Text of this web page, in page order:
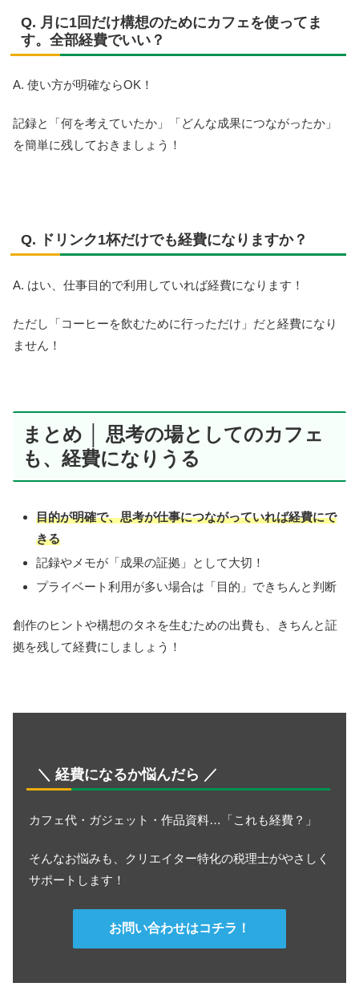
Q. 月に1回だけ構想のためにカフェを使ってま
す。全部経費でいい？
A. 使い方が明確ならOK！
記録と「何を考えていたか」「どんな成果につながったか」
を簡単に残しておきましょう！
Q. ドリンク1杯だけでも経費になりますか？
A. はい、仕事目的で利用していれば経費になります！
ただし「コーヒーを飲むために行っただけ」だと経費になり
ません！
まとめ │ 思考の場としてのカフェ
も、経費になりうる
目的が明確で、思考が仕事につながっていれば経費にで
きる
記録やメモが「成果の証拠」として大切！
プライベート利用が多い場合は「目的」できちんと判断
創作のヒントや構想のタネを生むための出費も、きちんと証
拠を残して経費にしましょう！
＼ 経費になるか悩んだら ／
カフェ代・ガジェット・作品資料…「これも経費？」
そんなお悩みも、クリエイター特化の税理士がやさしく
サポートします！
お問い合わせはコチラ！